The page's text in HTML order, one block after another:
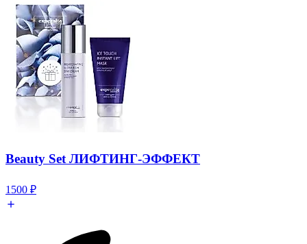
Beauty Set ЛИФТИНГ-ЭФФЕКТ
1500 ₽